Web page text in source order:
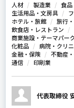
人材
製造業 食品
生活用品・文房具
ホテル・旅館
旅行
飲食店・レストラン
商業施設・テーマパー
化粧品
病院・クリ
金融・保険
不動産
通信
印刷業
代表取締役